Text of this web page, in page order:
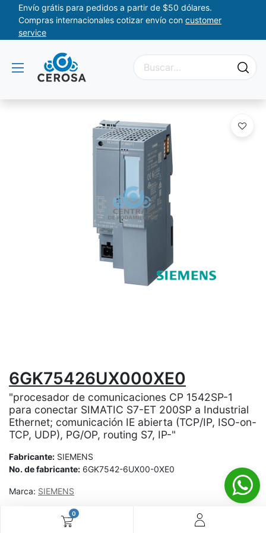
0
Envío grátis para pedidos a partir de $50 dólares.
Compras internacionales cotizar envío con customer
service
6GK75426UX000XE0
"procesador de comunicaciones CP 1542SP-1
para conectar SIMATIC S7-ET 200SP a Industrial
Ethernet; comunicación IE abierta (TCP/IP, ISO-on-
TCP, UDP), PG/OP, routing S7, IP-"
Fabricante: SIEMENS
No. de fabricante: 6GK7542-6UX00-0XE0
Marca: SIEMENS
¿Aún no tienes cuenta? ¡Regístrate ahora y disfruta de
precios especiales en tus compras! 🚀